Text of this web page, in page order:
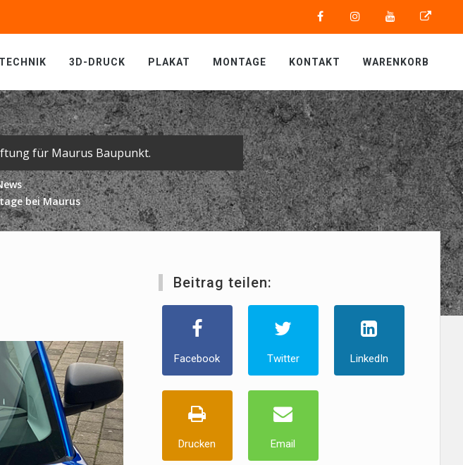
3D-DRUCK PLAKAT MONTAGE KONTAKT WARENKORB
für Maurus Baupunkt.
bei Maurus
Beitrag teilen:
Facebook Twitter LinkedIn
Drucken Email